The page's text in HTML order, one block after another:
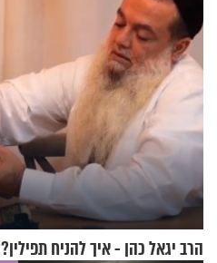
הרב יגאל כהן - איך להניח תפילין?